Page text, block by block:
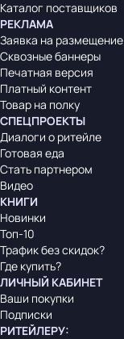
Каталог поставщиков
РЕКЛАМА
Заявка на размещение
Сквозные баннеры
Печатная версия
Платный контент
Товар на полку
СПЕЦПРОЕКТЫ
Диалоги о ритейле
Готовая еда
Стать партнером
Видео
КНИГИ
Новинки
Топ-10
Трафик без скидок?
Где купить?
ЛИЧНЫЙ КАБИНЕТ
Ваши покупки
Подписки
РИТЕЙЛЕРУ: